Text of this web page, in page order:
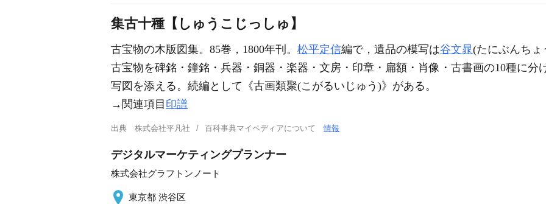
集古十種【しゅうこじっしゅ】
古宝物の木版図集。85巻，1800年刊。 松平定信編で，遺品の模写は谷文晁(たにぶんちょ
古宝物を碑銘・鐘銘・兵器・銅器・楽器・文房・印章・扁額・肖像・古書画の10種に分
写図を添える。続編として《古画類聚(こがるいじゅう)》がある。
→関連項目 印譜
出典 株式会社平凡社 百科事典マイペディアについて情報
デジタルマーケティングプランナー
株式会社グラフトンノート
東京都 渋谷区